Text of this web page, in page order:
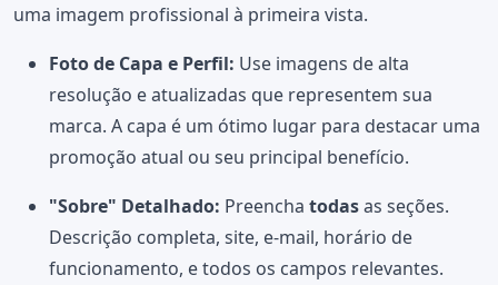
uma imagem profissional à primeira vista.
Foto de Capa e Perfil: Use imagens de alta
resolução e atualizadas que representem sua
marca. A capa é um ótimo lugar para destacar uma
promoção atual ou seu principal benefício.
"Sobre" Detalhado: Preencha todasas seções.
Descrição completa, site, e-mail, horário de
funcionamento, e todos os campos relevantes.